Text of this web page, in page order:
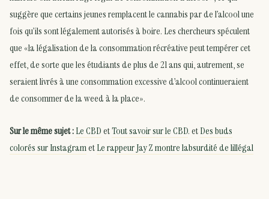
suggère que certains jeunes remplacent le cannabis par de l’alcool une
fois qu’ils sont légalement autorisés à boire. Les chercheurs spéculent
que «la légalisation de la consommation récréative peut tempérer cet
effet, de sorte que les étudiants de plus de 21 ans qui, autrement, se
seraient livrés à une consommation excessive d’alcool continueraient
de consommer de la weed à la place».
Sur le même sujet :Le CBDetTout savoir sur le CBD. etDes buds
colorés sur InstagrametLe rappeur Jay Z montre labsurdité de lillégal